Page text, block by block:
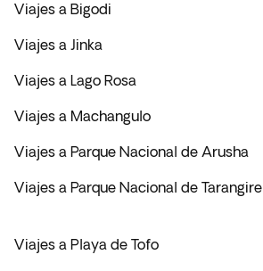
Viajes a Bigodi
Viajes a Jinka
Viajes a Lago Rosa
Viajes a Machangulo
Viajes a Parque Nacional de Arusha
Viajes a Parque Nacional de Tarangire
Viajes a Playa de Tofo